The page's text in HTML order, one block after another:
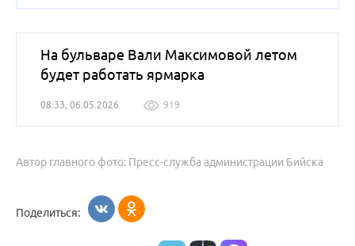
На бульваре Вали Максимовой летом
будет работать ярмарка
08:33, 06.05.2026 919
Автор главного фото: Пресс-служба администрации Бийска
Поделиться: